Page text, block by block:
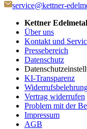
service@kettner-
Kettner
Über uns
Kontakt und
Pressebereich
Datenschutz
KI-Transparenz
Vertrag widerrufen
Problem mit der
Impressum
AGB